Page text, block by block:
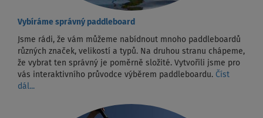
Vybíráme správný paddleboard
Jsme rádi, že vám můžeme nabídnout mnoho paddleboardů
různých značek, velikostí a typů. Na druhou stranu chápeme,
že vybrat ten správný je poměrně složité. Vytvořili jsme pro
vás interaktivního průvodce výběrem paddleboardu. Číst
dál...